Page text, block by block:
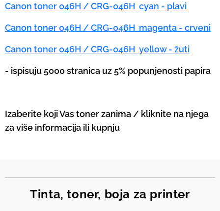
Canon toner 046H / CRG-046H cyan - plavi
Canon toner 046H / CRG-046H magenta - crveni
Canon toner 046H / CRG-046H yellow - žuti
- ispisuju 5000 stranica uz 5% popunjenosti papira
Izaberite koji Vas toner zanima / kliknite na njega
za više informacija ili kupnju
Tinta, toner, boja za printer